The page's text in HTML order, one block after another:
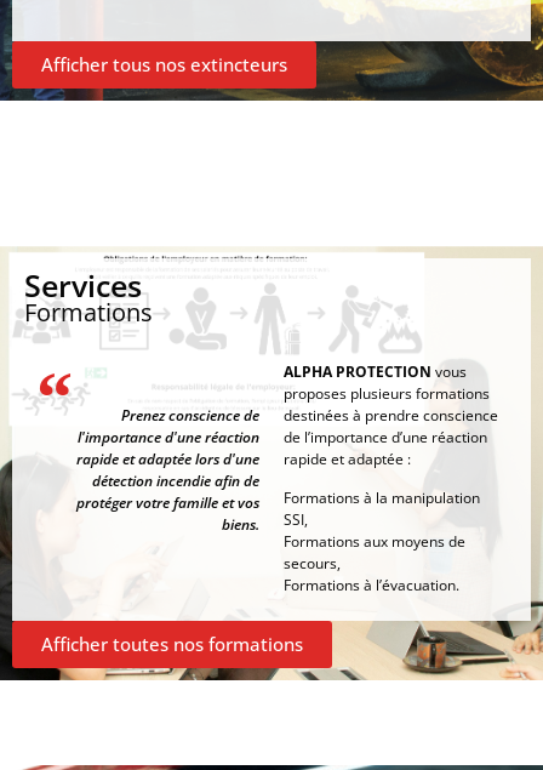
Afficher tous nos extincteurs
Services
Formations
ALPHA PROTECTION vous
proposes plusieurs formations
destinées à prendre conscience
de l’importance d’une réaction
rapide et adaptée :
Formations à la manipulation
SSI,
Formations aux moyens de
secours,
Formations à l’évacuation.
Prenez conscience de
l'importance d'une réaction
rapide et adaptée lors d'une
détection incendie afin de
protéger votre famille et vos
biens.
Afficher toutes nos formations